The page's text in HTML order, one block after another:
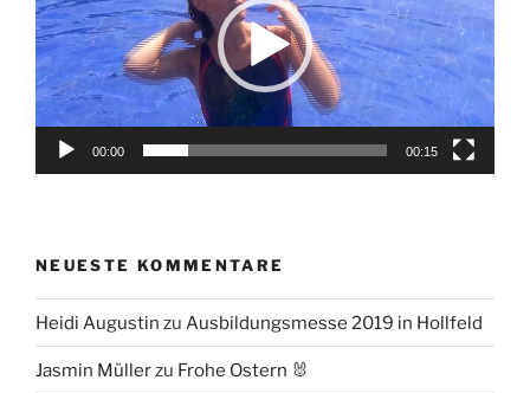
00:00 00:15
NEUESTE KOMMENTARE
Heidi Augustin zu Ausbildungsmesse 2019 in Hollfeld
Jasmin Müllerzu Frohe Ostern 🐰